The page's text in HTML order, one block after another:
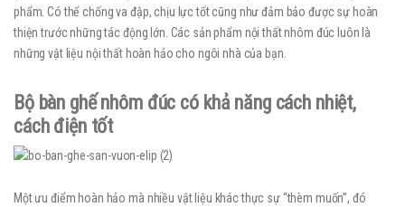
phẩm. Có thể chống va đập, chịu lực tốt cũng như đảm bảo được sự hoàn
thiện trước những tác động lớn. Các sản phẩm nội thất nhôm đúc luôn là
những vật liệu nội thất hoàn hảo cho ngôi nhà của bạn.
Bộ bàn ghế nhôm đúc có khả năng cách nhiệt,
cách điện tốt
Một ưu điểm hoàn hảo mà nhiều vật liệu khác thực sự “thèm muốn”, đó